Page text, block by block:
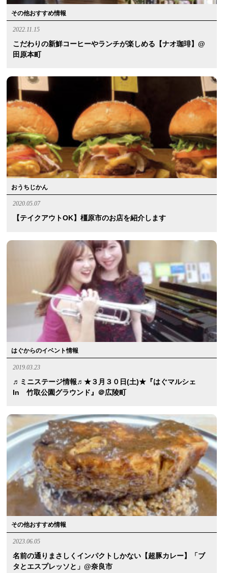
その他おすすめ情報
2022.11.15
こだわりの新鮮コーヒーやランチが楽しめる【ナオ珈琲】@
田原本町
おうちじかん
2020.05.07
【テイクアウトOK】橿原市のお店を紹介します
はぐからのイベント情報
2019.03.23
♬ミニステージ情報♬★３月３０日(土)★『はぐマルシェ
In 竹取公園グラウンド』＠広陵町
その他おすすめ情報
2023.06.05
名前の通りまさしくインパクトしかない【超豚カレー】「ブ
タとエスプレッソと」@奈良市